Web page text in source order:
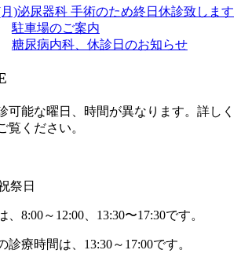
月)泌尿器科 手術のため終日休診致します
駐車場のご案内
糖尿病内科、休診日のお知らせ
可能な曜日、時間が異なります。詳しく
覧ください。
祭日
8:00～12:00、13:30〜17:30です。
療時間は、13:30～17:00です。